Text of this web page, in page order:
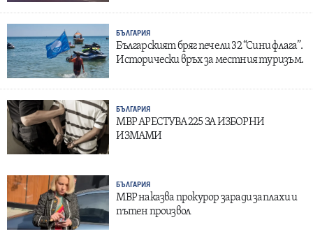
БЪЛГАРИЯ
Българският бряг печели 32 “Сини флага”.
Исторически връх за местния туризъм.
БЪЛГАРИЯ
МВР АРЕСТУВА 225 ЗА ИЗБОРНИ
ИЗМАМИ
БЪЛГАРИЯ
МВР наказва прокурор заради заплахи и
пътен произвол